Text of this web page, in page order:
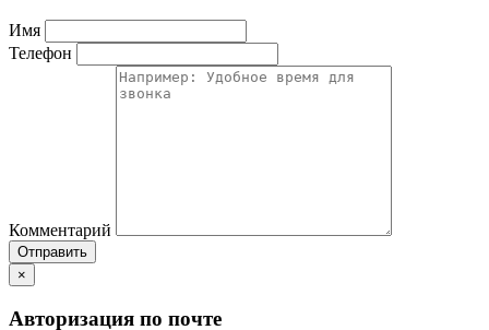
Имя
Телефон
Комментарий
Отправить
×
Авторизация по почте